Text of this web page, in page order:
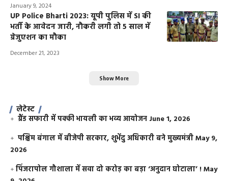
January 9, 2024
UP Police Bharti 2023: यूपी पुलिस में SI की
भर्ती के आवेदन जारी, नौकरी लगी तो 5 साल में
ग्रेजुएशन का मौका
December 21, 2023
Show More
लेटेस्ट
ग्रैंड सफारी में पक्की भायली का भव्य आयोजन June 1, 2026
पश्चिम बंगाल में बीजेपी सरकार, शुभेंदु अधिकारी बने मुख्यमंत्रीMay 9,
2026
​पिंजरापोल गौशाला में सवा दो करोड़ का बड़ा ‘अनुदान घोटाला’ !May